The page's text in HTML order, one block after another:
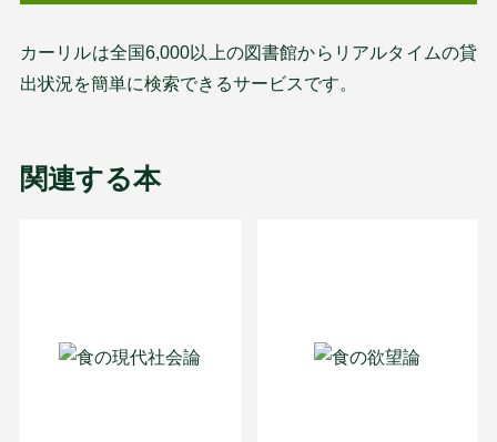
カーリルは全国6,000以上の図書館からリアルタイムの貸
出状況を簡単に検索できるサービスです。
関連する本